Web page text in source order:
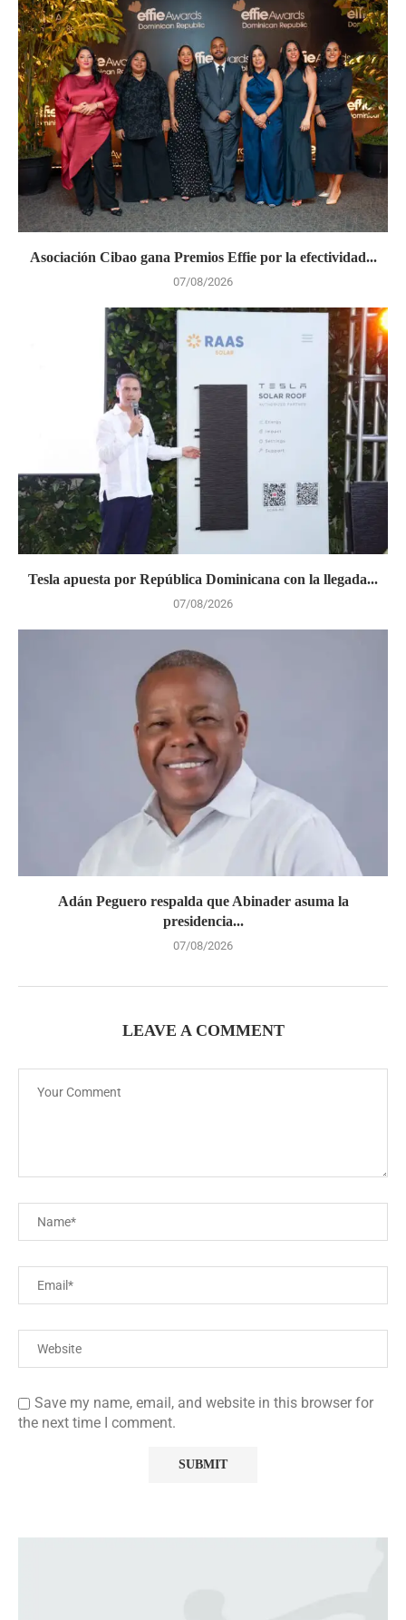
Asociación Cibao gana Premios Effie por la efectividad...
07/08/2026
Tesla apuesta por República Dominicana con la llegada...
07/08/2026
Adán Peguero respalda que Abinader asuma la
presidencia...
07/08/2026
LEAVE A COMMENT
Save my name, email, and website in this browser for
the next time I comment.